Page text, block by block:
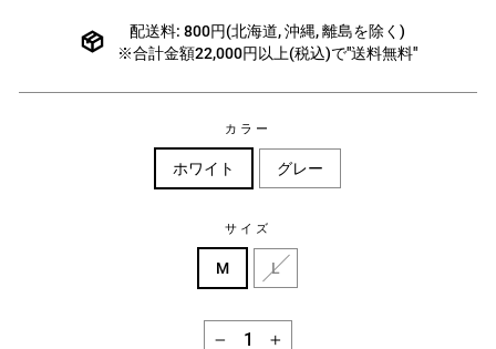
格
配送料: 800円(北海道, 沖縄, 離島を除く)
※合計金額22,000円以上(税込)で"送料無料"
カラー
ホワイト グレー
サイズ
M L